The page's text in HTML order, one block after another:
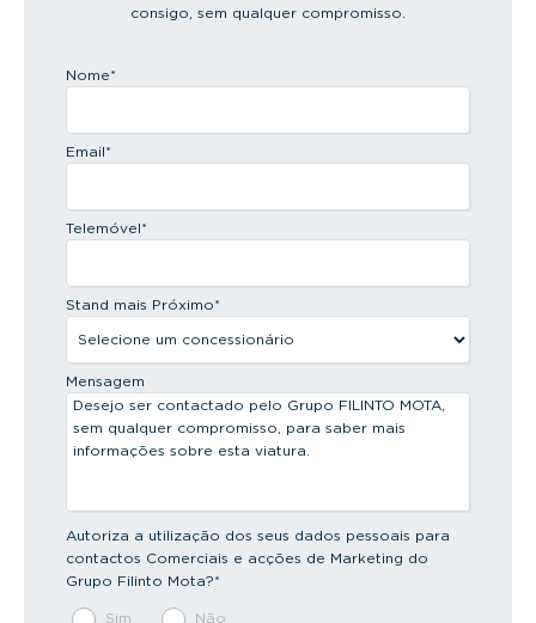
consigo, sem qualquer compromisso.
Nome*
Email*
Telemóvel*
Stand mais Próximo*
Mensagem
Autoriza a utilização dos seus dados pessoais para
contactos Comerciais e acções de Marketing do
Grupo Filinto Mota?*
Sim Não